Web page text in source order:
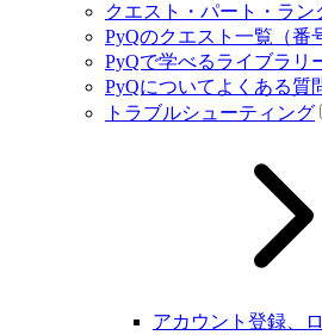
クエスト・パート・ラン
PyQのクエスト一覧（番
PyQで学べるライブラリ
PyQについてよくある質
トラブルシューティング
アカウント登録、